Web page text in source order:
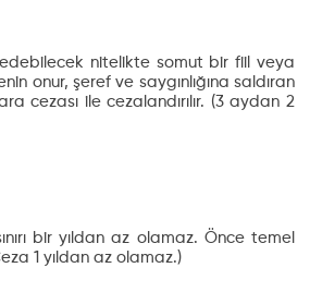
edebilecek nitelikte somut bir fiil veya
onur, şeref ve saygınlığına saldıran
cezası ile cezalandırılır. (3 aydan 2
bir yıldan az olamaz. Önce temel
1 yıldan az olamaz.)